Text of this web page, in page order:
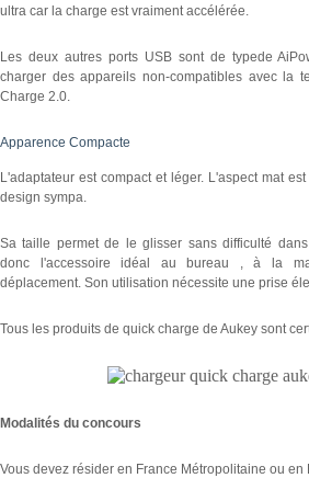
ultra car la charge est vraiment accélérée.
Les deux autres ports USB sont de typede
charger des appareils non-compatibles avec la
Charge 2.0.
Apparence Compacte
L'adaptateur est compact et léger. L'aspect mat
design sympa.
Sa taille permet de le glisser sans difficulté
donc l'accessoire idéal au bureau , à la
déplacement. Son utilisation nécessite une prise
Tous les produits de quick charge de Aukey sont
Modalités du concours
Vous devez résider en France Métropolitaine ou en